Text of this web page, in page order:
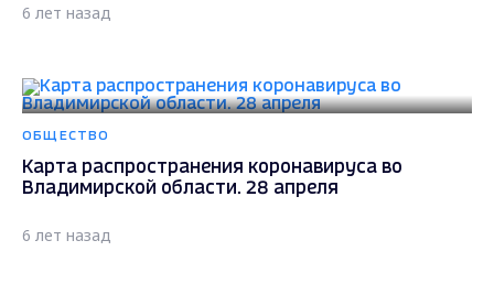
6 лет назад
ОБЩЕСТВО
Карта распространения коронавируса во
Владимирской области. 28 апреля
6 лет назад